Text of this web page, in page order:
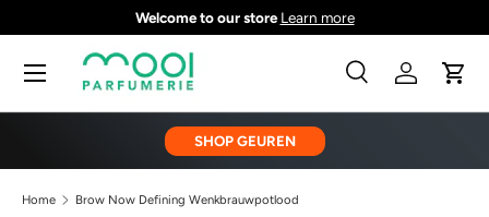
GA NAAR INHOUD
Welcome to our store Learn more
Zoeken
ZoekenInloggen
Menu
SHOP GEUREN
Home Brow Now Defining Wenkbrauwpotlood